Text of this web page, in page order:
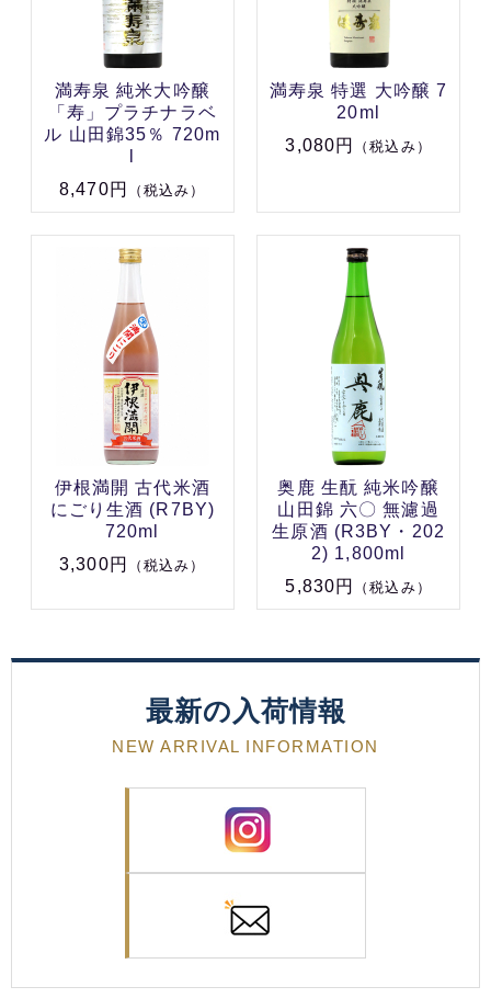
満寿泉 純米大吟醸
「寿」プラチナラベ
ル 山田錦35％ 720m
8,470円
（税込み）
満寿泉 特選 大吟醸 7
20ml
3,080円
（税込み）
伊根満開 古代米酒
にごり生酒 (R7BY)
720ml
3,300円
（税込み）
奥鹿 生酛 純米吟醸
山田錦 六〇 無濾過
生原酒 (R3BY・202
2) 1,800ml
5,830円
（税込み）
最新の入荷情報
NEW ARRIVAL INFORMATION